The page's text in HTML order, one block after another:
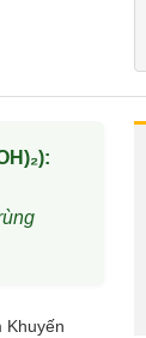
Khuyến